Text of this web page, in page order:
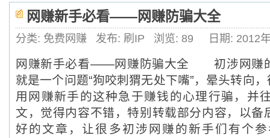
网赚新手必看——网赚防骗大全
分类: 免费网赚 发布: 刷IP 浏览: 89 日期: 2012
网赚新手必看——网赚防骗大全 初涉网赚
就是一个问题“狗咬刺猬无处下嘴”，晕头转向
用网赚新手的这种急于赚钱的心理行骗，并
文，觉得内容不错，特别转载部分内容，以备
好的文章，让很多初涉网赚的新手们有个